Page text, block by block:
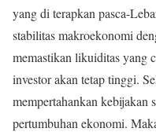
yang di terapkan pasca-
stabilitas makroekonomi
memastikan likuiditas yang
investor akan tetap tinggi.
mempertahankan kebijakan
pertumbuhan ekonomi.